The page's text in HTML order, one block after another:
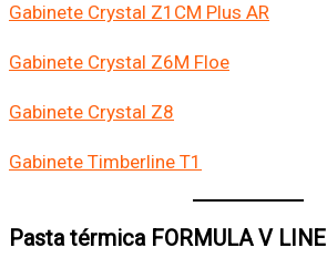
Gabinete Crystal Z1CM Plus AR
Gabinete Crystal Z6M Floe
Gabinete Crystal Z8
Gabinete Timberline T1
Pasta térmica FORMULA V LINE